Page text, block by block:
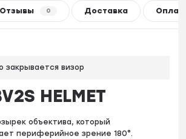
Отзывы 0 Доставка
закрывается визор
HELMET
объектива, который
периферийное зрение 180°.